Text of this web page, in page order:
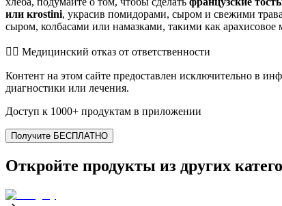
или кrostini, украсив помидорами, сыром и свежими
сыром, колбасами или намазками, такими как арахисовое
👨‍⚕️️ Медицинский отказ от ответственности
Контент на этом сайте предоставлен исключительно в
диагностики или лечения.
Доступ к 1000+ продуктам в приложении
Получите БЕСПЛАТНО
Откройте продукты из других